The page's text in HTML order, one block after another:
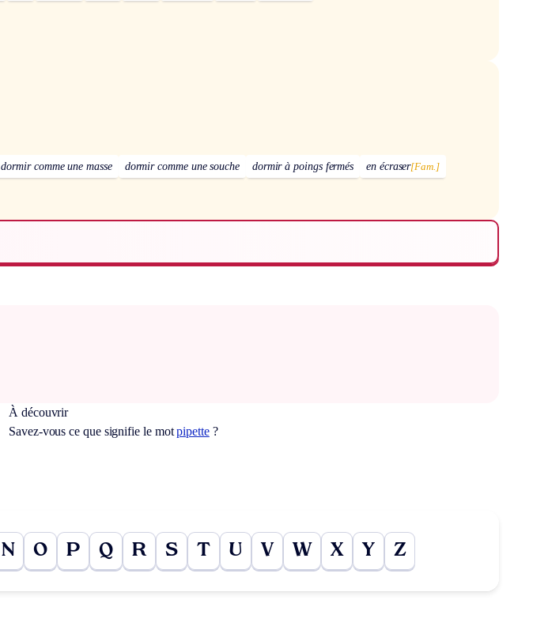
dormir comme une masse dormir comme une souche dormir à poings fermés en écraser[Fam.]
À découvrir
Savez-vous ce que signifie le motpipette?
N O P Q R S T U V W X Y Z